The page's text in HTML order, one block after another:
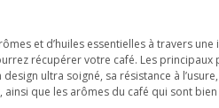
et d’huiles essentielles à travers
récupérer votre café. Les principaux
ultra soigné, sa résistance à
que les arômes du café qui sont